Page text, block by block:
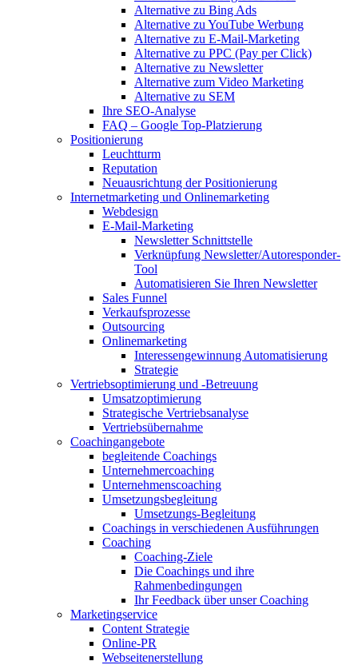
Alternative zu Bing Ads
Alternative zu YouTube Werbung
Alternative zu E-Mail-Marketing
Alternative zu PPC (Pay per Click)
Alternative zu Newsletter
Alternative zum Video Marketing
Alternative zu SEM
Ihre SEO-Analyse
FAQ – Google Top-Platzierung
Positionierung
Leuchtturm
Reputation
Neuausrichtung der Positionierung
Internetmarketing und Onlinemarketing
Webdesign
E-Mail-Marketing
Newsletter Schnittstelle
Verknüpfung Newsletter/Autoresponder-
Tool
Automatisieren Sie Ihren Newsletter
Sales Funnel
Verkaufsprozesse
Outsourcing
Onlinemarketing
Interessengewinnung Automatisierung
Strategie
Vertriebsoptimierung und -Betreuung
Umsatzoptimierung
Strategische Vertriebsanalyse
Vertriebsübernahme
Coachingangebote
begleitende Coachings
Unternehmercoaching
Unternehmenscoaching
Umsetzungsbegleitung
Umsetzungs-Begleitung
Coachings in verschiedenen Ausführungen
Coaching
Coaching-Ziele
Die Coachings und ihre
Rahmenbedingungen
Ihr Feedback über unser Coaching
Marketingservice
Content Strategie
Online-PR
Webseitenerstellung